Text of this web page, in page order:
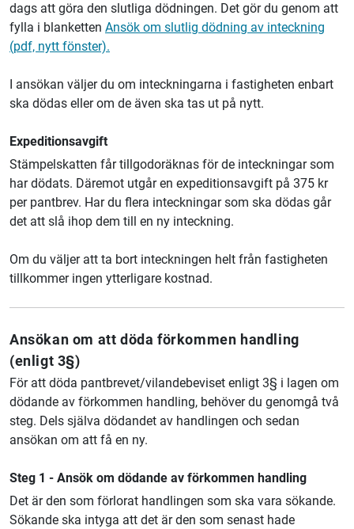
dags att göra den slutliga dödningen. Det gör du genom att
fylla i blanketten Ansök om slutlig dödning av inteckning
(pdf, nytt fönster).
I ansökan väljer du om inteckningarna i fastigheten enbart
ska dödas eller om de även ska tas ut på nytt.
Expeditionsavgift
Stämpelskatten får tillgodoräknas för de inteckningar som
har dödats. Däremot utgår en expeditionsavgift på 375 kr
per pantbrev. Har du flera inteckningar som ska dödas går
det att slå ihop dem till en ny inteckning.
Om du väljer att ta bort inteckningen helt från fastigheten
tillkommer ingen ytterligare kostnad.
Ansökan om att döda förkommen handling
(enligt 3§)
För att döda pantbrevet/vilandebeviset enligt 3§ i lagen om
dödande av förkommen handling, behöver du genomgå två
steg. Dels själva dödandet av handlingen och sedan
ansökan om att få en ny.
Steg 1 - Ansök om dödande av förkommen handling
Det är den som förlorat handlingen som ska vara sökande.
Sökande ska intyga att det är den som senast hade